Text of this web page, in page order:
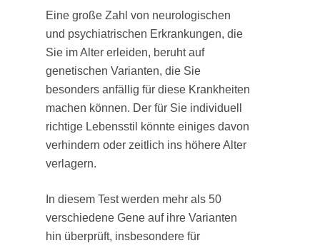
Eine große Zahl von neurologischen
und psychiatrischen Erkrankungen, die
Sie im Alter erleiden, beruht auf
genetischen Varianten, die Sie
besonders anfällig für diese Krankheiten
machen können. Der für Sie individuell
richtige Lebensstil könnte einiges davon
verhindern oder zeitlich ins höhere Alter
verlagern.
In diesem Test werden mehr als 50
verschiedene Gene auf ihre Varianten
hin überprüft, insbesondere für